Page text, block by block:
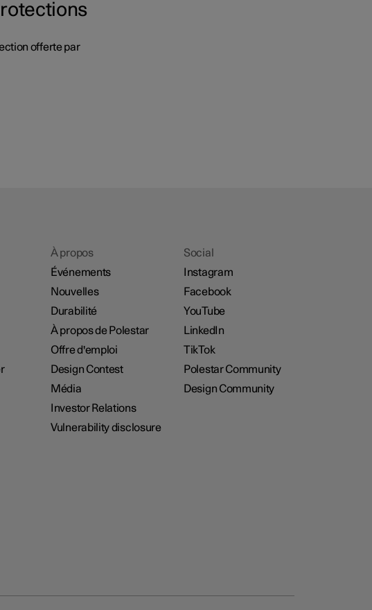
offerte par
À propos
Événements
Nouvelles
Durabilité
À propos de Polestar
Offre d'emploi
Design Contest
Média
Investor Relations
Vulnerability disclosure
Social
Instagram
Facebook
YouTube
LinkedIn
TikTok
Polestar Community
Design Community